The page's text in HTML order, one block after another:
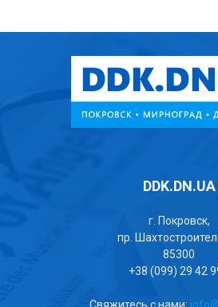
DDK.DN.UA
г. Покровск,
пр.
85300
+38 (099) 29 42